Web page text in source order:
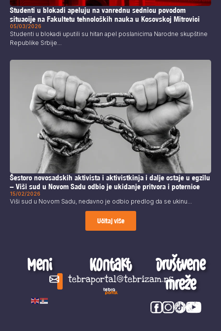
Studenti u blokadi apeluju na vanrednu sednicu povodom
situacije na Fakultetu tehnoloških nauka u Kosovskoj Mitrovici
05/03/2026
Studenti u blokadi uputili su hitan apel poslanicima Narodne skupštine
Republike Srbije...
Šestoro novosadskih aktivista i aktivistkinja i dalje ostaje u egzilu
– Viši sud u Novom Sadu odbio je ukidanje pritvora i poternice
15/02/2026
Viši sud u Novom Sadu, nedavno je odbio predlog da se ukinu...
Učitaj više
Meni Kontakt
tebraportal@tebrizam.rs
Društvene
mreže